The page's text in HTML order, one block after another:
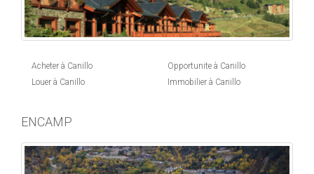
Acheter à Canillo
Louer à Canillo
Opportunite à Canillo
Immobilier à Canillo
ENCAMP